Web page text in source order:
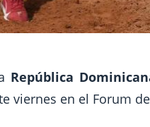
República
viernes en el Forum